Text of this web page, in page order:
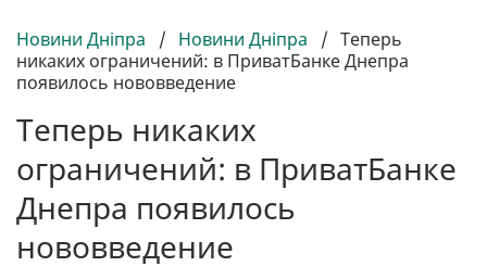
Новини Дніпра / Новини Дніпра / Теперь
никаких ограничений: в ПриватБанке Днепра
появилось нововведение
Теперь никаких
ограничений: в ПриватБанке
Днепра появилось
нововведение